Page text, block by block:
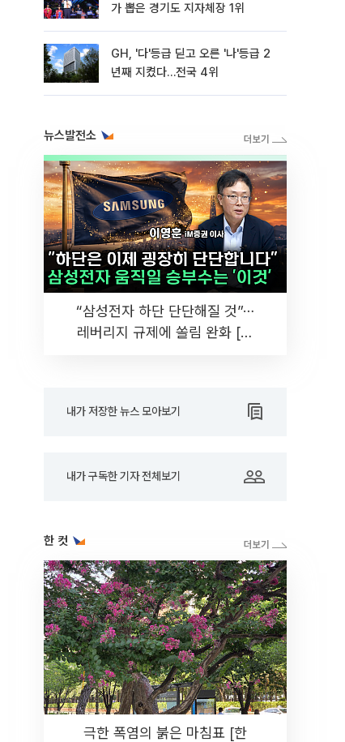
가 뽑은 경기도 지자체장 1위
GH, '다'등급 딛고 오른 '나'등급 2
년째 지켰다…전국 4위
뉴스발전소
“삼성전자 하단 단단해질 것”⋯
레버리지 규제에 쏠림 완화 [찐
내가 저장한 뉴스 모아보기
내가 구독한 기자 전체보기
한 컷
극한 폭염의 붉은 마침표 [한